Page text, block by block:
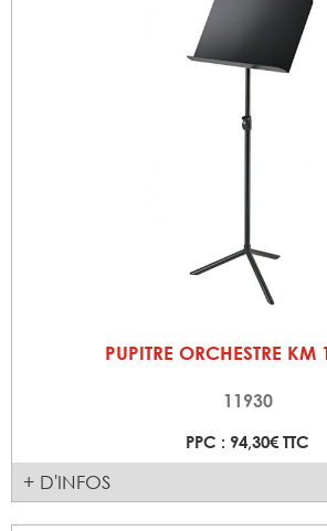
PUPITRE ORCHESTRE
11930
PPC : 94,30€ TTC
+ D'INFOS